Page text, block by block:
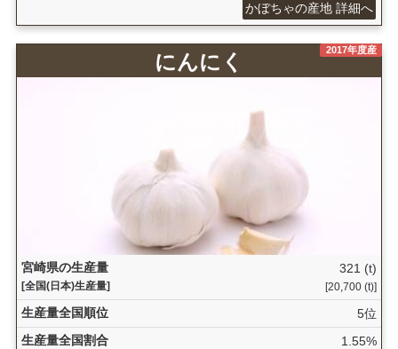
かぼちゃの産地 詳細へ
2017年度産
にんにく
宮崎県の生産量
[全国(日本)生産量]
321 (t)
[20,700 (t)]
生産量全国順位
5位
生産量全国割合
1.55%